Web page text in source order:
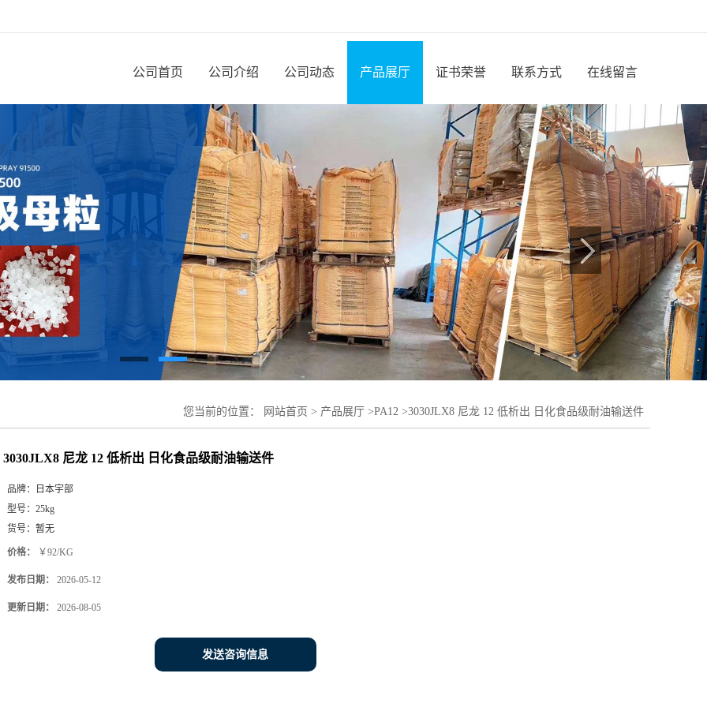
公司首页 公司介绍 公司动态 产品展厅 证书荣誉 联系方式 在线留言
您当前的位置： 网站首页 > 产品展厅 >PA12 >3030JLX8 尼龙 12 低析出 日化食品级耐油输送件
3030JLX8 尼龙 12 低析出 日化食品级耐油输送件
品牌：
日本宇部
型号： 25kg
货号： 暂无
价格： ￥92/KG
发布日期： 2026-05-12
更新日期： 2026-08-05
发送咨询信息